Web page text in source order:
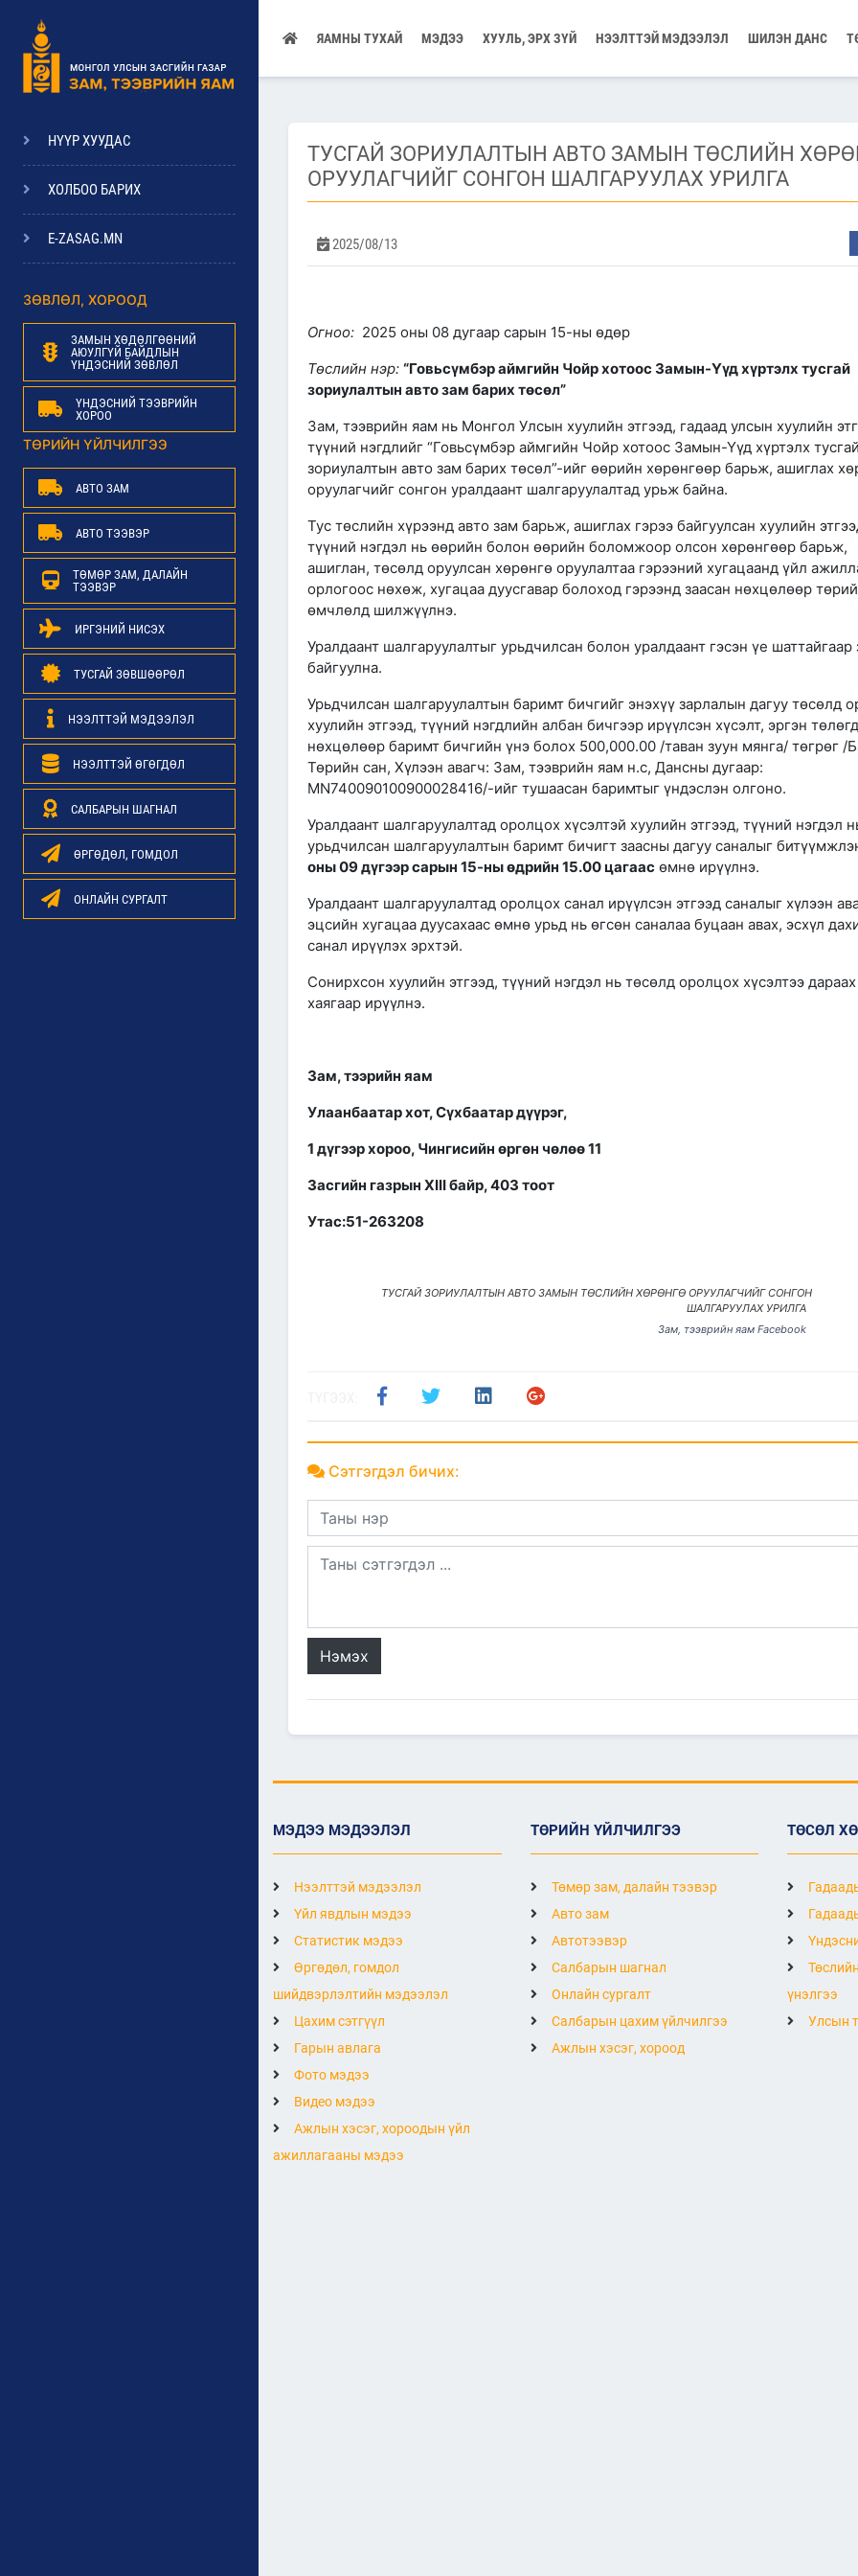
ЯАМНЫ ТУХАЙ МЭДЭЭ ХУУЛЬ, ЭРХ ЗҮЙ НЭЭЛТТЭЙ МЭДЭЭЛЭЛ ШИЛЭН ДАНС
НҮҮР ХУУДАС
ХОЛБОО БАРИХ
E-ZASAG.MN
ЗӨВЛӨЛ, ХОРООД
ЗАМЫН ХӨДӨЛГӨӨНИЙ
АЮУЛГҮЙ БАЙДЛЫН
ҮНДЭСНИЙ ЗӨВЛӨЛ
ҮНДЭСНИЙ ТЭЭВРИЙН
ХОРОО
ТӨРИЙН ҮЙЛЧИЛГЭЭ
АВТО ЗАМ
АВТО ТЭЭВЭР
ТӨМӨР ЗАМ, ДАЛАЙН
ТЭЭВЭР
ИРГЭНИЙ НИСЭХ
ТУСГАЙ ЗӨВШӨӨРӨЛ
НЭЭЛТТЭЙ МЭДЭЭЛЭЛ
НЭЭЛТТЭЙ ӨГӨГДӨЛ
САЛБАРЫН ШАГНАЛ
ӨРГӨДӨЛ, ГОМДОЛ
ОНЛАЙН СУРГАЛТ
ТУСГАЙ ЗОРИУЛАЛТЫН АВТО ЗАМЫН ТӨСЛИЙН
ОРУУЛАГЧИЙГ СОНГОН ШАЛГАРУУЛАХ УРИЛГА
2025/08/13
Огноо: 2025 оны 08 дугаар сарын 15-ны өдөр
Төслийн нэр: “Говьсүмбэр аймгийн Чойр хотоос Замын-Үүд хүртэлх тусгай
зориулалтын авто зам барих төсөл”
Зам, тээврийн яам нь Монгол Улсын хуулийн этгээд, гадаад улсын хуулийн
түүний нэгдлийг “Говьсүмбэр аймгийн Чойр хотоос Замын-Үүд хүртэлх тусгай
зориулалтын авто зам барих төсөл”-ийг өөрийн хөрөнгөөр барьж, ашиглах
оруулагчийг сонгон уралдаант шалгаруулалтад урьж байна.
Тус төслийн хүрээнд авто зам барьж, ашиглах гэрээ байгуулсан хуулийн
түүний нэгдэл нь өөрийн болон өөрийн боломжоор олсон хөрөнгөөр барьж,
ашиглан, төсөлд оруулсан хөрөнгө оруулалтаа гэрээний хугацаанд үйл
орлогоос нөхөж, хугацаа дуусгавар болоход гэрээнд заасан нөхцөлөөр
өмчлөлд шилжүүлнэ.
Уралдаант шалгаруулалтыг урьдчилсан болон уралдаант гэсэн үе шаттайгаар
байгуулна.
Урьдчилсан шалгаруулалтын баримт бичгийг энэхүү зарлалын дагуу төсөлд
хуулийн этгээд, түүний нэгдлийн албан бичгээр ирүүлсэн хүсэлт, эргэн
нөхцөлөөр баримт бичгийн үнэ болох 500,000.00 /таван зуун мянга/ төгрөг /
Төрийн сан, Хүлээн авагч: Зам, тээврийн яам н.с, Дансны дугаар:
MN740090100900028416/-ийг тушаасан баримтыг үндэслэн олгоно.
Уралдаант шалгаруулалтад оролцох хүсэлтэй хуулийн этгээд, түүний нэгдэл
урьдчилсан шалгаруулалтын баримт бичигт заасны дагуу саналыг
оны 09 дүгээр сарын 15-ны өдрийн 15.00 цагаас өмнө ирүүлнэ.
Уралдаант шалгаруулалтад оролцох санал ирүүлсэн этгээд саналыг хүлээн
эцсийн хугацаа дуусахаас өмнө урьд нь өгсөн саналаа буцаан авах, эсхүл
санал ирүүлэх эрхтэй.
Сонирхсон хуулийн этгээд, түүний нэгдэл нь төсөлд оролцох хүсэлтээ дараах
хаягаар ирүүлнэ.
Зам, тээрийн яам
Улаанбаатар хот, Сүхбаатар дүүрэг,
1 дүгээр хороо, Чингисийн өргөн чөлөө 11
Засгийн газрын XIII байр, 403 тоот
Утас:51-263208
ТУСГАЙ ЗОРИУЛАЛТЫН АВТО ЗАМЫН ТӨСЛИЙН ХӨРӨНГӨ ОРУУЛАГЧИЙГ СОНГОН
ШАЛГАРУУЛАХ УРИЛГА
Зам, тээврийн яам Facebook
Сэтгэгдэл бичих:
Нэмэх
МЭДЭЭ МЭДЭЭЛЭЛ
Нээлттэй мэдээлэл
Үйл явдлын мэдээ
Статистик мэдээ
Өргөдөл, гомдол
шийдвэрлэлтийн мэдээлэл
Цахим сэтгүүл
Гарын авлага
Фото мэдээ
Видео мэдээ
Ажлын хэсэг, хороодын үйл
ажиллагааны мэдээ
ТӨРИЙН ҮЙЛЧИЛГЭЭ
Төмөр зам, далайн тээвэр
Авто зам
Автотээвэр
Салбарын шагнал
Онлайн сургалт
Салбарын цахим үйлчилгээ
Ажлын хэсэг, хороод
ТӨСӨЛ
үнэлгээ
Улсын